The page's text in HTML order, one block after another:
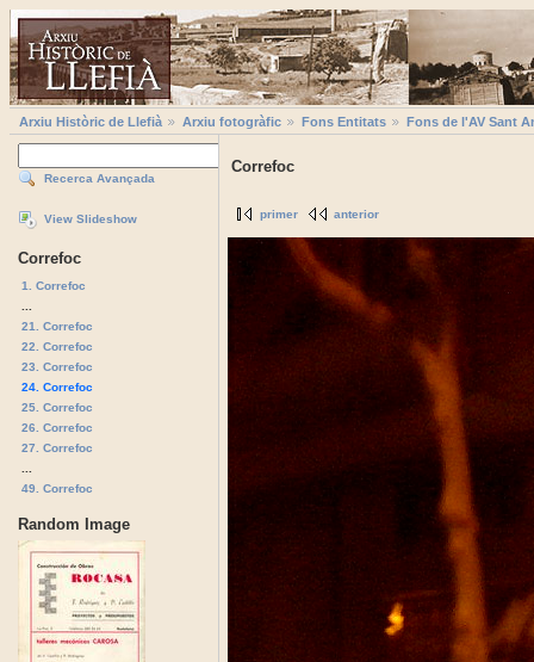
Arxiu Històric de Llefià Arxiu fotogràfic Fons Entitats Fons de l'AV Sant
Recerca Avançada
View Slideshow
Correfoc
1. Correfoc
21. Correfoc
22. Correfoc
23. Correfoc
24. Correfoc
25. Correfoc
26. Correfoc
27. Correfoc
49. Correfoc
Random Image
Correfoc
primer anterior